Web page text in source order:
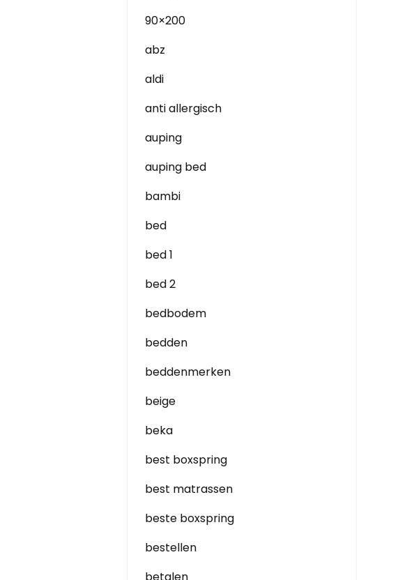
90×200
abz
aldi
anti allergisch
auping
auping bed
bambi
bed
bed 1
bed 2
bedbodem
bedden
beddenmerken
beige
beka
best boxspring
best matrassen
beste boxspring
bestellen